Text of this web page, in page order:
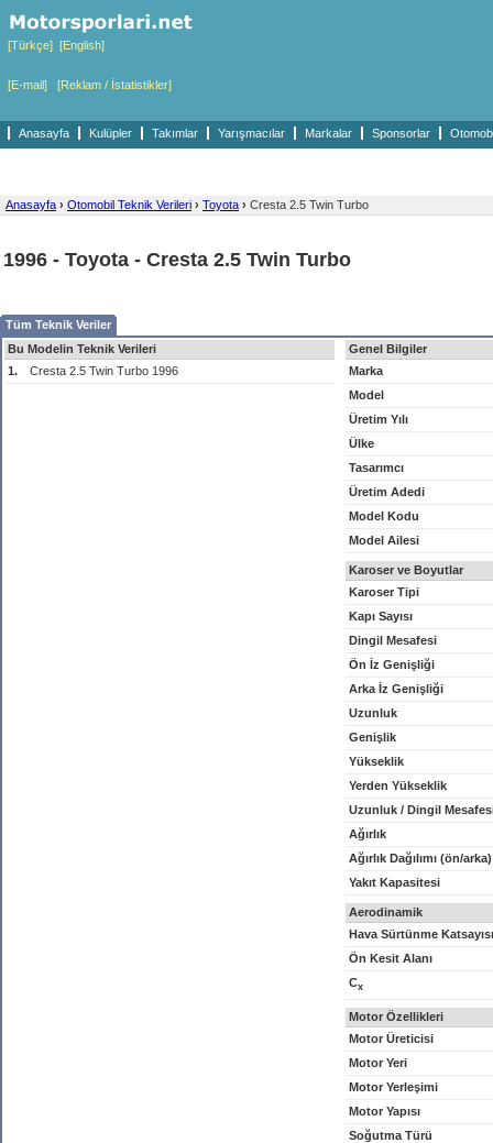
[Türkçe] [English]
[E-mail] [Reklam / İstatistikler]
Anasayfa Kulüpler Takımlar Yarışmacılar Markalar Sponsorlar
Anasayfa › Otomobil Teknik Verileri › Toyota › Cresta 2.5 Twin Turbo
1996 - Toyota - Cresta 2.5 Twin Turbo
Tüm Teknik Veriler
Bu Modelin Teknik Verileri
1.
Cresta 2.5 Twin Turbo 1996
Genel Bilgiler
Marka
Model
Üretim Yılı
Ülke
Tasarımcı
Üretim Adedi
Model Kodu
Model Ailesi
Karoser ve Boyutlar
Karoser Tipi
Kapı Sayısı
Dingil Mesafesi
Ön İz Genişliği
Arka İz Genişliği
Uzunluk
Genişlik
Yükseklik
Yerden Yükseklik
Uzunluk / Dingil
Ağırlık
Ağırlık Dağılımı (ön/arka)
Yakıt Kapasitesi
Aerodinamik
Hava Sürtünme Katsayısı
Ön Kesit Alanı
Cx
Motor Özellikleri
Motor Üreticisi
Motor Yeri
Motor Yerleşimi
Motor Yapısı
Soğutma Türü